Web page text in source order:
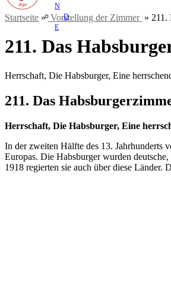
N
D
E
Startseite » Vorstellung der Zimmer » 211.
211. Das
Herrschaft, Die Habsburger, Eine
211. Das
Herrschaft, Die Habsburger, Eine
In der zweiten Hälfte des 13. Jahrhunderts
Europas. Die Habsburger wurden
1918 regierten sie auch über diese Länder.